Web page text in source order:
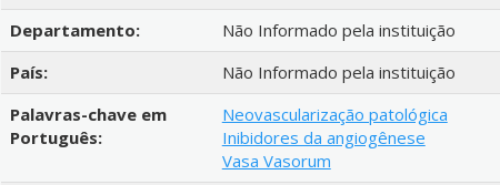
Departamento:
Não Informado pela instituição
País:
Não Informado pela instituição
Palavras-chave em
Português:
Neovascularização patológica
Inibidores da angiogênese
Vasa Vasorum